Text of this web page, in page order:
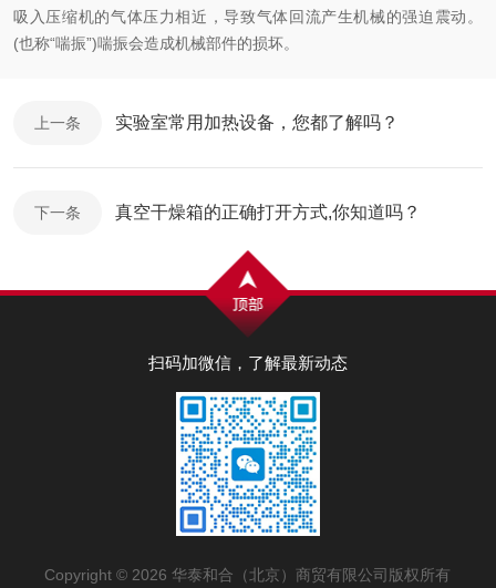
吸入压缩机的气体压力相近，导致气体回流产生机械的强迫震动。
(也称“喘振”)喘振会造成机械部件的损坏。
上一条 实验室常用加热设备，您都了解吗？
下一条 真空干燥箱的正确打开方式,你知道吗？
扫码加微信，了解最新动态
Copyright © 2026 华泰和合（北京）商贸有限公司版权所有